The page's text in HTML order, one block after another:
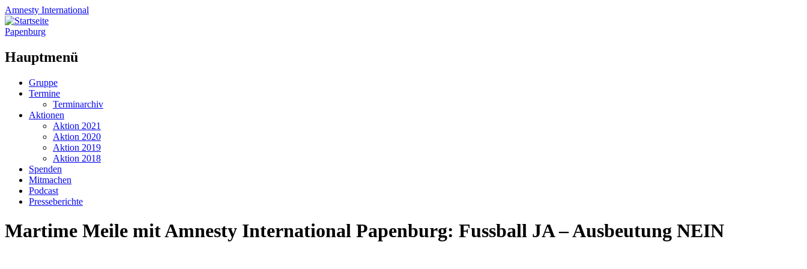
Amnesty International
Papenburg
Hauptmenü
Zum
Inhalt
Gruppe
Termine
Terminarchiv
Aktionen
Aktion 2021
Aktion 2020
Aktion 2019
Aktion 2018
Spenden
Mitmachen
Podcast
Presseberichte
Martime Meile mit Amnesty International Papenburg: Fussball JA – Ausbeutung NEIN